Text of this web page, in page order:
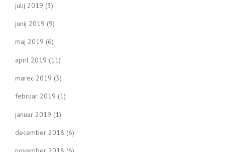
julij 2019 (3)
junij 2019 (9)
maj 2019 (6)
april 2019 (11)
marec 2019 (3)
februar 2019 (1)
januar 2019 (1)
december 2018 (6)